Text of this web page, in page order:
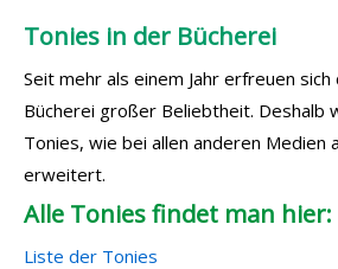
Tonies in der Bücherei
Seit mehr als einem Jahr erfreuen
Bücherei großer Beliebtheit. Deshalb
Tonies, wie bei allen anderen Medien
erweitert.
Alle Tonies findet man hier:
Liste der Tonies